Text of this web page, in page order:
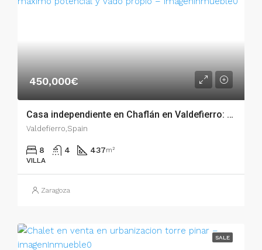
450,000€
Casa independiente en Chaflán en Valdefierro: Máximo potencial y vado propio – 54352
Valdefierro,Spain
8 4 437m²
VILLA
Zaragoza
SALE